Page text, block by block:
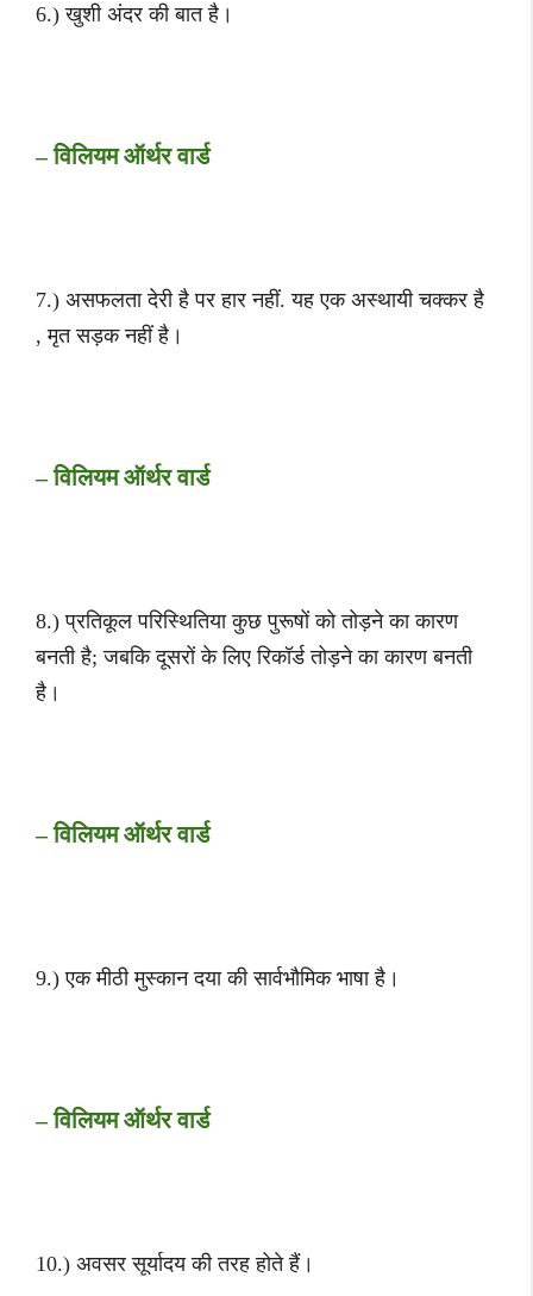
6.) खुशी अंदर की बात है।
– विलियम ऑर्थर वार्ड
7.) असफलता देरी है पर हार नहीं. यह एक अस्थायी चक्कर है
, मृत सड़क नहीं है।
– विलियम ऑर्थर वार्ड
8.) प्रतिकूल परिस्थितिया कुछ पुरूषों को तोड़ने का कारण
बनती है; जबकि दूसरों के लिए रिकॉर्ड तोड़ने का कारण बनती
है।
– विलियम ऑर्थर वार्ड
9.) एक मीठी मुस्कान दया की सार्वभौमिक भाषा है।
– विलियम ऑर्थर वार्ड
10.) अवसर सूर्यादय की तरह होते हैं।